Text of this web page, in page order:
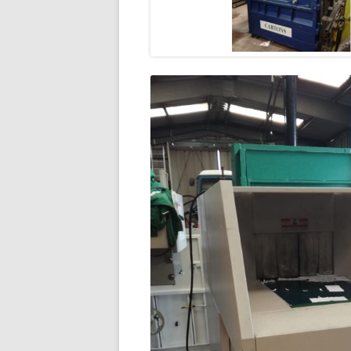
BROYEUR À MARTEAU